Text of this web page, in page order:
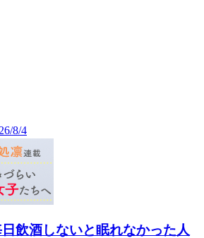
8/4
飲酒しないと眠れなかった人